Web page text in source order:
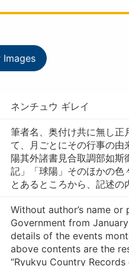
Images
ネンチュウ ギレイ
筆者名、奥付け共に無し正
て、月ごとにその行事の
陽其外諸書見合取調部如斯
記」「球陽」そのほかの色
とあるところから、記述の
Without author’s name or
Government from
details of the events
above contents are the
“Ryukyu Country